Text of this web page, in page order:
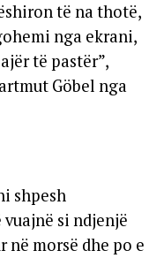
të na thotë,
nga ekrani,
të pastër”,
Göbel nga
shpesh
si ndjenjë
në morsë dhe po e